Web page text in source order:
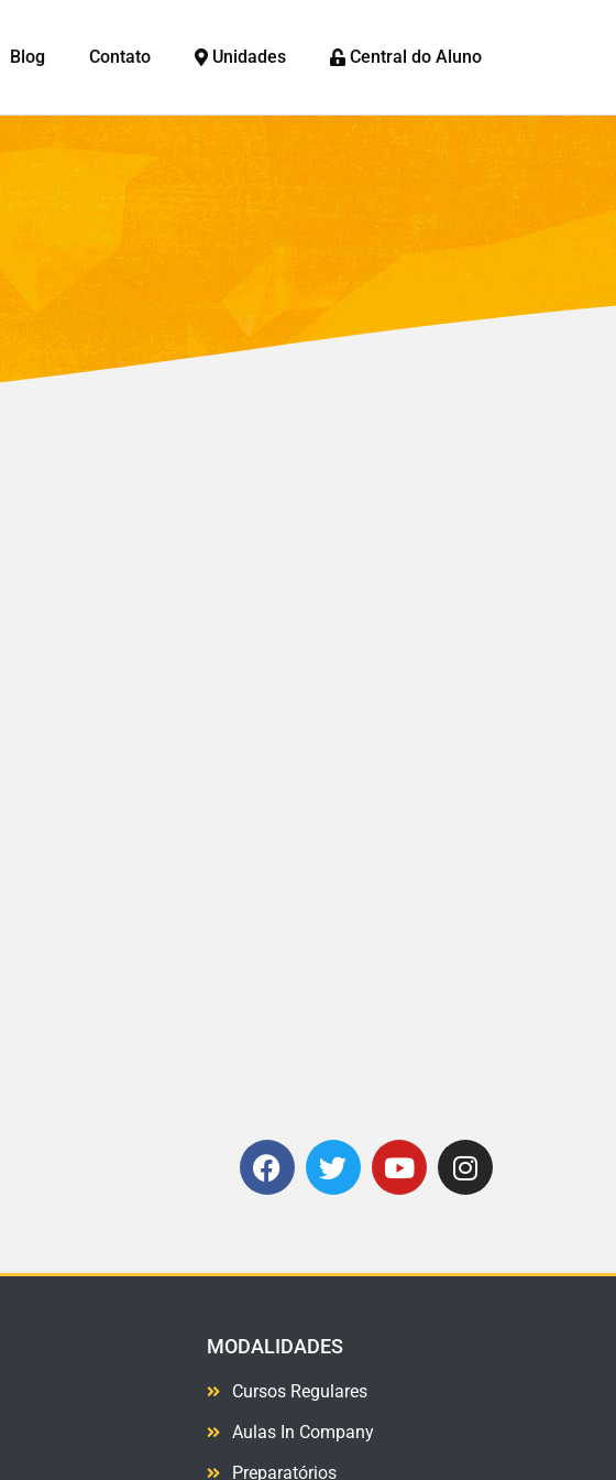
Blog Contato Unidades Central do Aluno
MODALIDADES
Cursos Regulares
Aulas In Company
Preparatórios